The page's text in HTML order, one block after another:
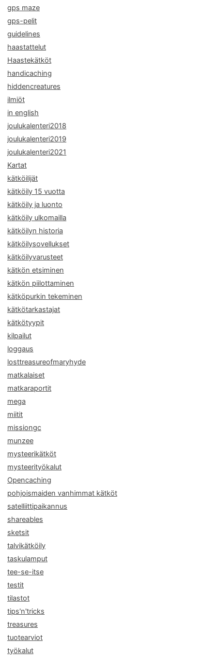
gps maze
gps-pelit
guidelines
haastattelut
Haastekätköt
handicaching
hiddencreatures
ilmiöt
in english
joulukalenteri2018
joulukalenteri2019
joulukalenteri2021
Kartat
kätköilijät
kätköily 15 vuotta
kätköily ja luonto
kätköily ulkomailla
kätköilyn historia
kätköilysovellukset
kätköilyvarusteet
kätkön etsiminen
kätkön piilottaminen
kätköpurkin tekeminen
kätkötarkastajat
kätkötyypit
kilpailut
loggaus
losttreasureofmaryhyde
matkalaiset
matkaraportit
mega
miitit
missiongc
munzee
mysteerikätköt
mysteerityökalut
Opencaching
pohjoismaiden vanhimmat kätköt
satelliittipaikannus
shareables
sketsit
talvikätköily
taskulamput
tee-se-itse
testit
tilastot
tips'n'tricks
treasures
tuotearviot
työkalut